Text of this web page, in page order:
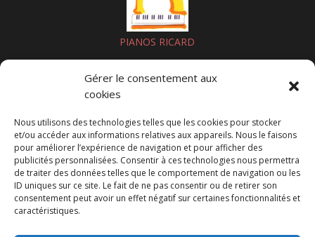
Gérer le consentement aux
cookies
Nous utilisons des technologies telles que les cookies pour stocker
et/ou accéder aux informations relatives aux appareils. Nous le faisons
pour améliorer l’expérience de navigation et pour afficher des
publicités personnalisées. Consentir à ces technologies nous permettra
de traiter des données telles que le comportement de navigation ou les
ID uniques sur ce site. Le fait de ne pas consentir ou de retirer son
consentement peut avoir un effet négatif sur certaines fonctionnalités et
caractéristiques.
PIANOS RICARD
>> NOUS SOUTENIR PAR UN DON
Nous suivre sur les réseaux sociaux
Certification